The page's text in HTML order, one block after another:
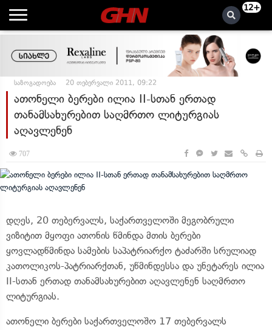
12+
საზოგადოება 20 თებერვალი 2011, 09:22
ათონელი ბერები ილია II-სთან ერთად
თანამსახურებით საღმრთო ლიტურგიას
აღავლენენ
707
დღეს, 20 თებერვალს, საქართველოში მეგობრული
ვიზიტით მყოფი ათონის წმინდა მთის ბერები
ყოვლადწმინდა სამების საპატრიარქო ტაძარში სრულიად
კათოლიკოს-პატრიარქთან, უწმინდესსა და უნეტარეს ილია
II-სთან ერთად თანამსახურებით აღავლენენ საღმრთო
ლიტურგიას.
ათონელი ბერები საქართველოშო 17 თებერვალს